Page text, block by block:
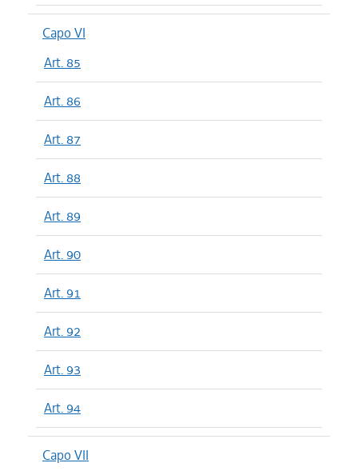
Capo VI
Art. 85
Art. 86
Art. 87
Art. 88
Art. 89
Art. 90
Art. 91
Art. 92
Art. 93
Art. 94
Capo VII